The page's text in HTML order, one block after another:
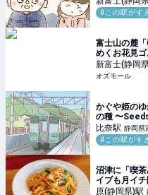
#この駅がす
富士山の麓
めくお花見
OZmall
新富士(静岡
オズモール
かぐや姫の
の種 〜
比奈駅 静岡県
#この駅がす
沼津に「喫
イブも月イ
原(静岡県)駅